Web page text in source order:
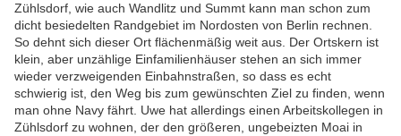
Zühlsdorf, wie auch Wandlitz und Summt kann man schon zum
dicht besiedelten Randgebiet im Nordosten von Berlin rechnen.
So dehnt sich dieser Ort flächenmäßig weit aus. Der Ortskern ist
klein, aber unzählige Einfamilienhäuser stehen an sich immer
wieder verzweigenden Einbahnstraßen, so dass es echt
schwierig ist, den Weg bis zum gewünschten Ziel zu finden, wenn
man ohne Navy fährt. Uwe hat allerdings einen Arbeitskollegen in
Zühlsdorf zu wohnen, der den größeren, ungebeizten Moai in